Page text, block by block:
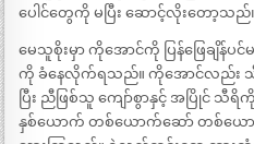
ပေါင်တွေကို မပြီး ဆောင့်လိုးတော့သည်
မေသူစိုးမှာ ကိုအောင်ကို ပြန်ဖြေချိန်
ကို ခံနေလိုက်ရသည်။ ကိုအောင်လည်း
ပြီး ညီဖြစ်သူ ကျော်စွာနှင့် အပြိုင်
နှစ်ယောက် တစ်ယောက်ဆော် တစ်ယော